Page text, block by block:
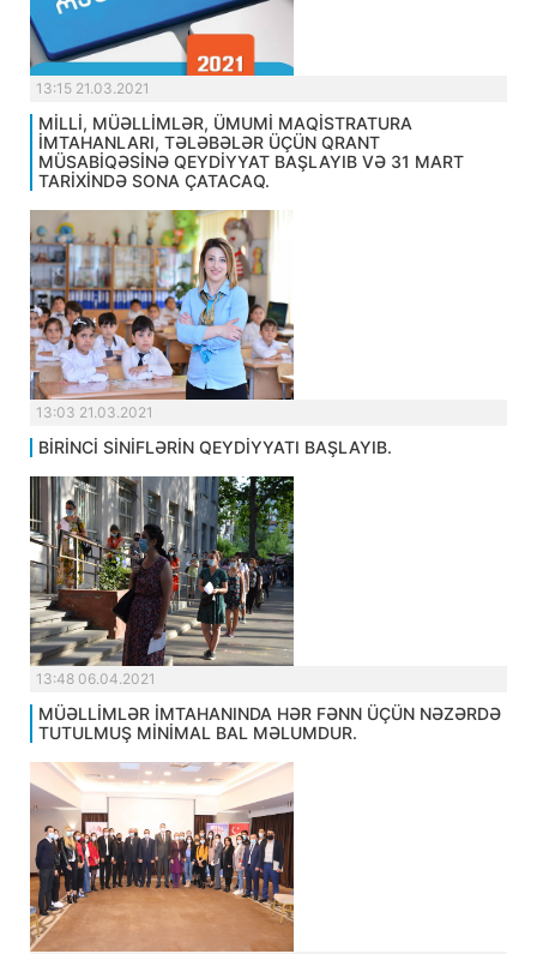
13:15 21.03.2021
MİLLİ, MÜƏLLİMLƏR, ÜMUMİ MAQİSTRATURA
İMTAHANLARI, TƏLƏBƏLƏR ÜÇÜN QRANT
MÜSABİQƏSİNƏ QEYDİYYAT BAŞLAYIB VƏ 31 MART
TARİXİNDƏ SONA ÇATACAQ.
13:03 21.03.2021
BİRİNCİ SİNİFLƏRİN QEYDİYYATI BAŞLAYIB.
13:48 06.04.2021
MÜƏLLİMLƏR İMTAHANINDA HƏR FƏNN ÜÇÜN NƏZƏRDƏ
TUTULMUŞ MİNİMAL BAL MƏLUMDUR.